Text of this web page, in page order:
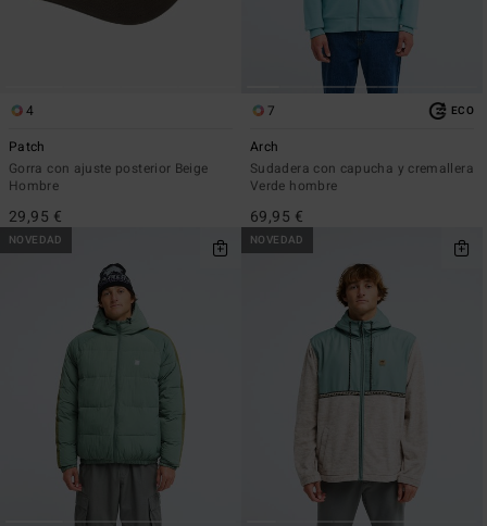
4
Patch
Gorra con ajuste posterior Beige
Hombre
29,95 €
7 ECO
Arch
Sudadera con capucha y cremallera
Verde hombre
69,95 €
NOVEDAD NOVEDAD